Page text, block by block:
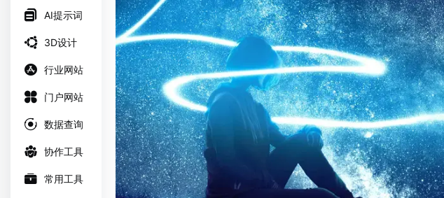
AI提示词
3D设计
行业网站
门户网站
数据查询
协作工具
常用工具